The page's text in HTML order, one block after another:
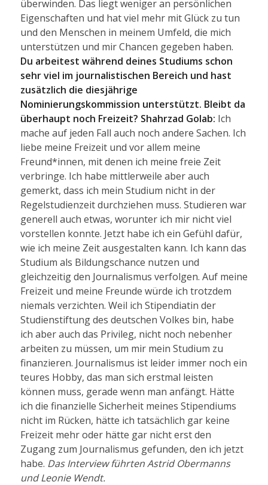
überwinden. Das liegt weniger an persönlichen
Eigenschaften und hat viel mehr mit Glück zu tun
und den Menschen in meinem Umfeld, die mich
unterstützen und mir Chancen gegeben haben.
Du arbeitest während deines Studiums schon
sehr viel im journalistischen Bereich und hast
zusätzlich die diesjährige
Nominierungskommission unterstützt. Bleibt da
überhaupt noch Freizeit? Shahrzad Golab: Ich
mache auf jeden Fall auch noch andere Sachen. Ich
liebe meine Freizeit und vor allem meine
Freund*innen, mit denen ich meine freie Zeit
verbringe. Ich habe mittlerweile aber auch
gemerkt, dass ich mein Studium nicht in der
Regelstudienzeit durchziehen muss. Studieren war
generell auch etwas, worunter ich mir nicht viel
vorstellen konnte. Jetzt habe ich ein Gefühl dafür,
wie ich meine Zeit ausgestalten kann. Ich kann das
Studium als Bildungschance nutzen und
gleichzeitig den Journalismus verfolgen. Auf meine
Freizeit und meine Freunde würde ich trotzdem
niemals verzichten. Weil ich Stipendiatin der
Studienstiftung des deutschen Volkes bin, habe
ich aber auch das Privileg, nicht noch nebenher
arbeiten zu müssen, um mir mein Studium zu
finanzieren. Journalismus ist leider immer noch ein
teures Hobby, das man sich erstmal leisten
können muss, gerade wenn man anfängt. Hätte
ich die finanzielle Sicherheit meines Stipendiums
nicht im Rücken, hätte ich tatsächlich gar keine
Freizeit mehr oder hätte gar nicht erst den
Zugang zum Journalismus gefunden, den ich jetzt
habe. Das Interview führten Astrid Obermanns
und Leonie Wendt.